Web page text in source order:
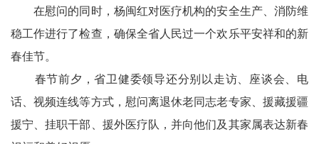
在慰问的同时，杨闽红对医疗机构的安全生产、消防维
稳工作进行了检查，确保全省人民过一个欢乐平安祥和的新
春佳节。
春节前夕，省卫健委领导还分别以走访、座谈会、电
话、视频连线等方式，慰问离退休老同志老专家、援藏援疆
援宁、挂职干部、援外医疗队，并向他们及其家属表达新春